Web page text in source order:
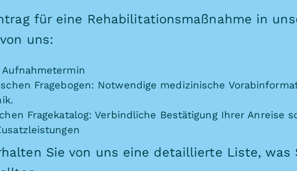
für eine Rehabilitationsmaßnahme in
uns:
Fragebogen: Notwendige medizinische
Fragekatalog: Verbindliche Bestätigung Ihrer Anreise
Sie von uns eine detaillierte Liste, was